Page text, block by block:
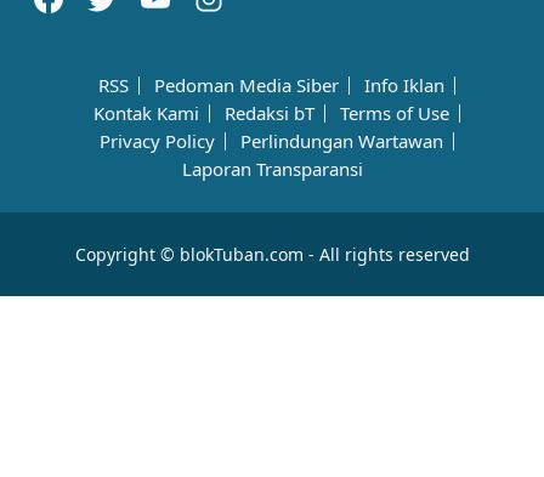
RSS Pedoman Media Siber
Info Iklan
Kontak Kami
Redaksi bT
Terms of Use
Privacy Policy
Perlindungan Wartawan
Laporan Transparansi
Copyright © blokTuban.com - All rights reserved